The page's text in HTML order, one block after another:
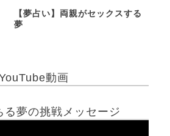
【夢占い】両親がセックスする
夢
動画
る夢の挑戦メッセージ